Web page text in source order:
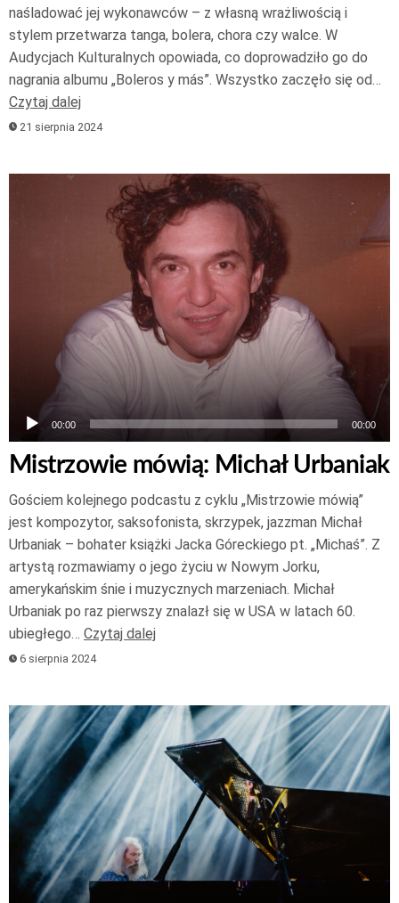
naśladować jej wykonawców – z własną wrażliwością i
stylem przetwarza tanga, bolera, chora czy walce. W
Audycjach Kulturalnych opowiada, co doprowadziło go do
nagrania albumu „Boleros y más”. Wszystko zaczęło się od…
Czytaj dalej
21 sierpnia 2024
Odtwarzacz
00:00 00:00
Mistrzowie mówią: Michał Urbaniak
Gościem kolejnego podcastu z cyklu „Mistrzowie mówią”
jest kompozytor, saksofonista, skrzypek, jazzman Michał
Urbaniak – bohater książki Jacka Góreckiego pt. „Michaś”. Z
artystą rozmawiamy o jego życiu w Nowym Jorku,
amerykańskim śnie i muzycznych marzeniach. Michał
Urbaniak po raz pierwszy znalazł się w USA w latach 60.
ubiegłego… Czytaj dalej
6 sierpnia 2024
Odtwarzacz
plików
dźwiękowych